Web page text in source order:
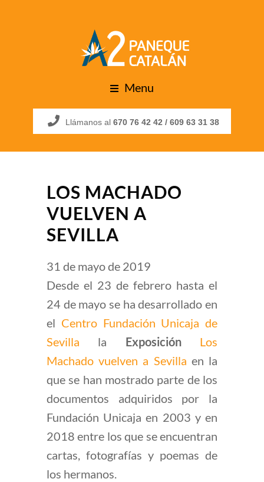
Menu
Llámanos al 670 76 42 42 / 609 63 31 38
LOS MACHADO
VUELVEN A
SEVILLA
31 de mayo de 2019
Desde el 23 de febrero hasta el
24 de mayo se ha desarrollado en
el Centro Fundación Unicaja de
Sevilla la Exposición
Los
Machado vuelven a Sevilla en la
que se han mostrado parte de los
documentos adquiridos por la
Fundación Unicaja en 2003 y en
2018 entre los que se encuentran
cartas, fotografías y poemas de
los hermanos.